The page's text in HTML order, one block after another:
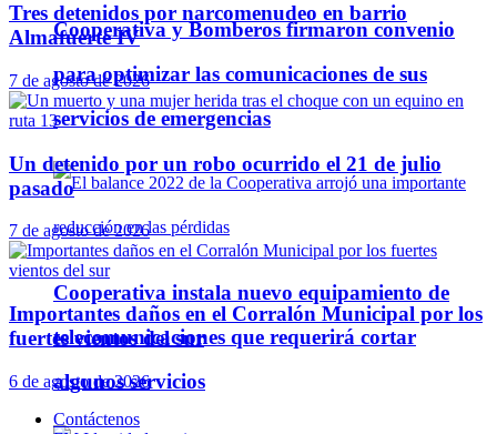
Cooperativa y Bomberos firmaron convenio
para optimizar las comunicaciones de sus
servicios de emergencias
Cooperativa instala nuevo equipamiento de
telecomunicaciones que requerirá cortar
algunos servicios
Tres detenidos por narcomenudeo en barrio
Almafuerte IV
7 de agosto de 2026
Un detenido por un robo ocurrido el 21 de julio
pasado
7 de agosto de 2026
Importantes daños en el Corralón Municipal por los
fuertes vientos del sur
6 de agosto de 2026
Contáctenos